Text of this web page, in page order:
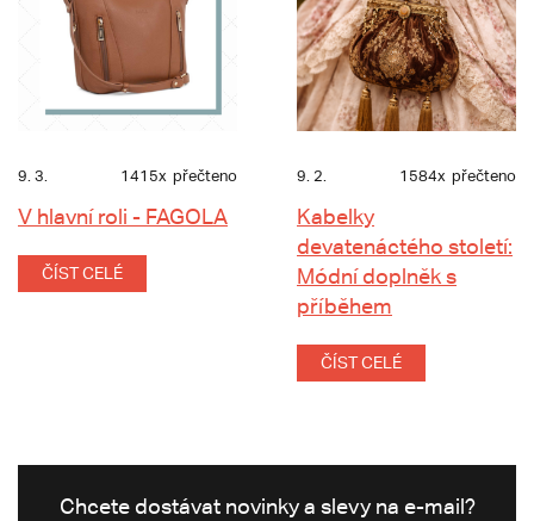
9. 3. 1415x přečteno
V hlavní roli - FAGOLA
ČÍST CELÉ
9. 2. 1584x přečteno
Kabelky
devatenáctého století:
Módní doplněk s
příběhem
ČÍST CELÉ
Chcete dostávat novinky a slevy na e-mail?